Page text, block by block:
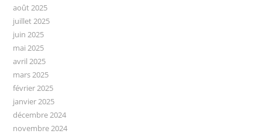
août 2025
juillet 2025
juin 2025
mai 2025
avril 2025
mars 2025
février 2025
janvier 2025
décembre 2024
novembre 2024